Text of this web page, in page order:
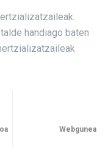
handiago baten
Webgunea